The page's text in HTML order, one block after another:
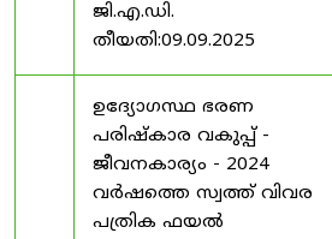
ജി.എ.ഡി.
തീയതി:09.09.2025
ഉദ്യോഗസ്ഥ ഭരണ
പരിഷ്കാര വകുപ്പ് -
ജീവനകാര്യം - 2024
വർഷത്തെ സ്വത്ത് വിവര
പത്രിക ഫയൽ